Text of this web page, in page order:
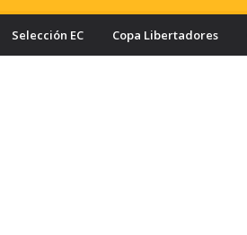
Liga de Portoviejo en polémica partido
Selección EC Copa Libertadores